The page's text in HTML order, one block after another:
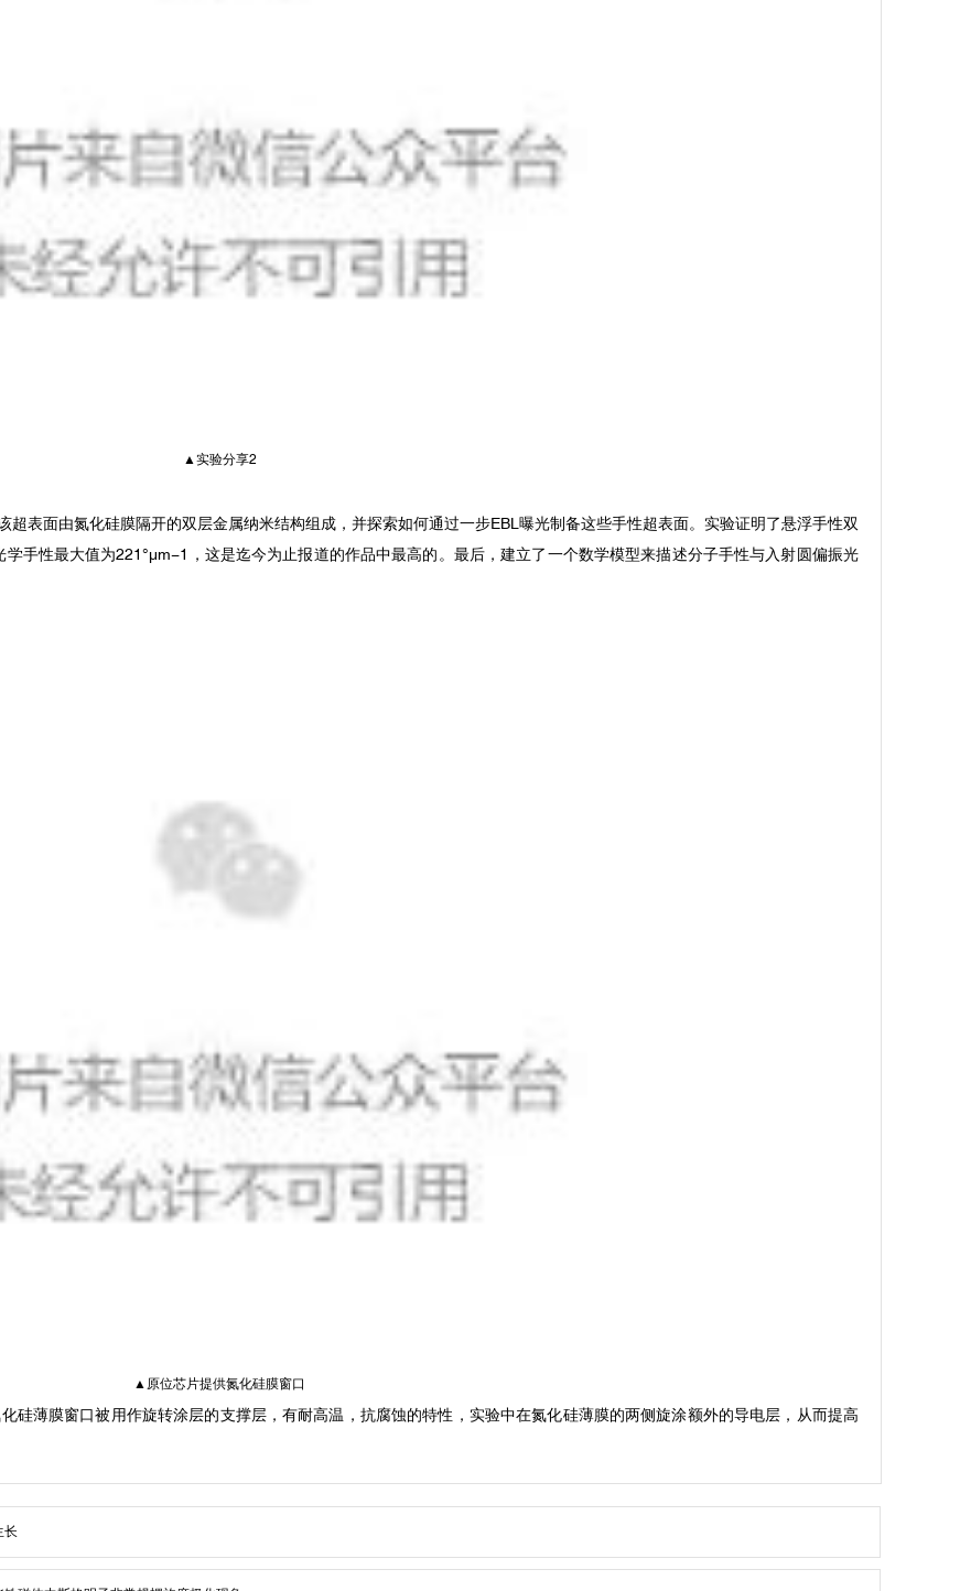
▲实验分享2
表面由氮化硅膜隔开的双层金属纳米结构组成，并探索如何通过一步EBL曝光制备这些手性超表面。实验证明了悬浮手性双
手性最大值为221°μm−1，这是迄今为止报道的作品中最高的。最后，建立了一个数学模型来描述分子手性与入射圆偏振光
▲原位芯片提供氮化硅膜窗口
硅薄膜窗口被用作旋转涂层的支撑层，有耐高温，抗腐蚀的特性，实验中在氮化硅薄膜的两侧旋涂额外的导电层，从而提高
长